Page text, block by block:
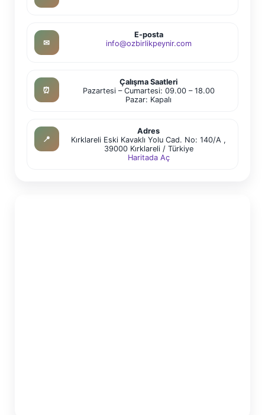
✉
E-posta
info@ozbirlikpeynir.com
⏰
Çalışma Saatleri
Pazartesi – Cumartesi: 09.00 – 18.00
Pazar: Kapalı
📍
Adres
Kırklareli Eski Kavaklı Yolu Cad. No: 140/A ,
39000 Kırklareli / Türkiye
Haritada Aç